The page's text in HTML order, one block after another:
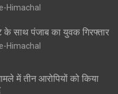
Himachal
के साथ पंजाब का युवक गिरफ्तार
Himachal
में तीन आरोपियों को किया